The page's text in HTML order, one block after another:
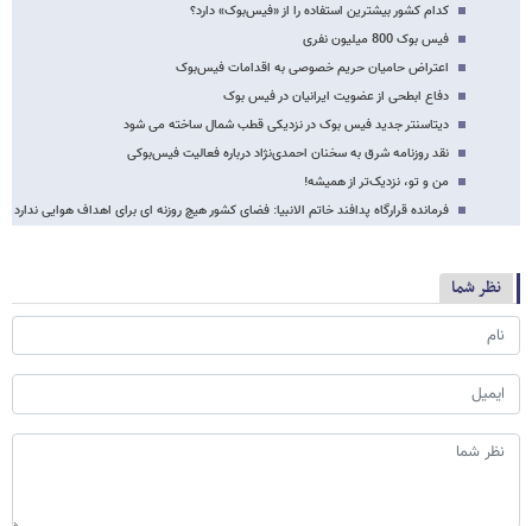
کدام کشور بیشترین استفاده را‌ از «فیس‌بوک» دارد؟
فیس بوک 800 میلیون نفری
اعتراض حامیان حریم خصوصی به اقدامات فیس‌بوک
دفاع ابطحی از عضویت ایرانیان در فیس بوک
دیتاسنتر جدید فیس بوک در نزدیکی قطب شمال ساخته می شود
نقد روزنامه شرق به سخنان احمدی‌نژاد درباره فعالیت فیس‌بوکی
من و تو، نزدیک‌تر از همیشه!
فرمانده قرارگاه پدافند خاتم الانبیا: فضای کشور هیچ روزنه ای برای اهداف هوایی ندارد
نظر شما